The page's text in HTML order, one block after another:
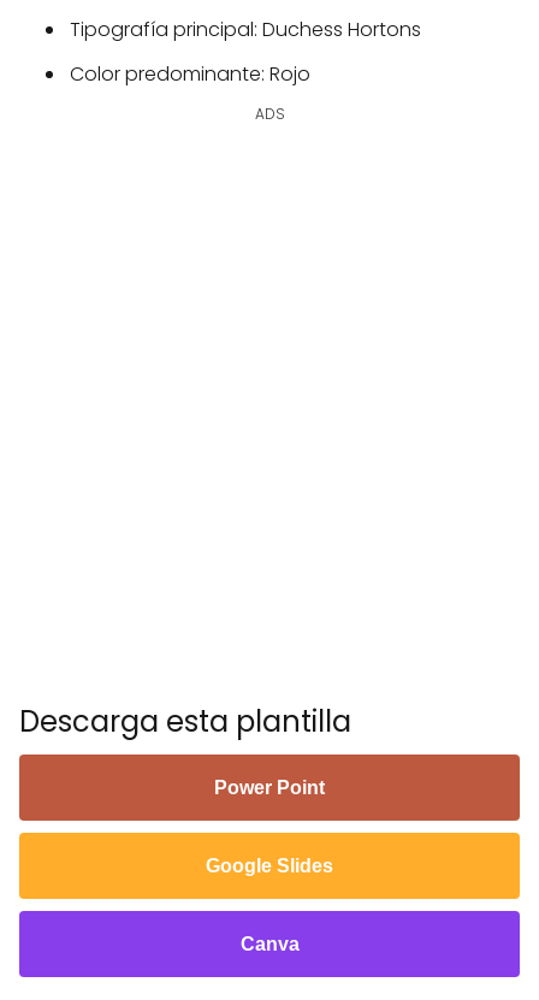
Tipografía principal: Duchess Hortons
Color predominante: Rojo
ADS
Descarga esta plantilla
Power Point
Google Slides
Canva